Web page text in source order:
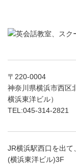
〒220-0004
神奈川県横浜市西区
横浜東洋ビル）
TEL:045-314-2821
JR横浜駅西口を出
(横浜東洋ビル)3F